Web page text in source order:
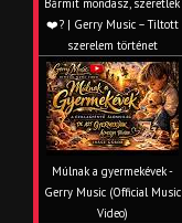
Bármit mondasz, szeretlek
❤️‍? | Gerry Music – Tiltott
szerelem történet
Múlnak a gyermekévek -
Gerry Music (Official Music
Video)